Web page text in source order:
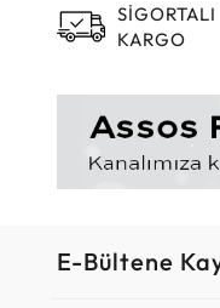
KARGO
E-Bültene